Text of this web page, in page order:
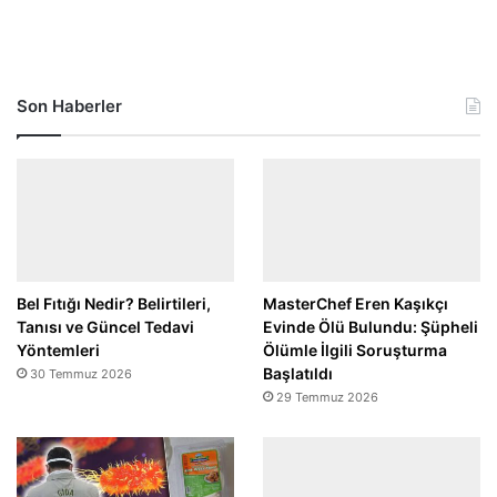
Son Haberler
Bel Fıtığı Nedir? Belirtileri,
Tanısı ve Güncel Tedavi
Yöntemleri
30 Temmuz 2026
MasterChef Eren Kaşıkçı
Evinde Ölü Bulundu: Şüpheli
Ölümle İlgili Soruşturma
Başlatıldı
29 Temmuz 2026